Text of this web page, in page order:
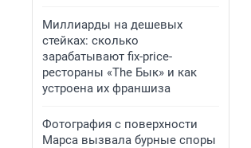
Миллиарды на дешевых
стейках: сколько
зарабатывают fix-price-
рестораны «The Бык» и как
устроена их франшиза
Фотография с поверхности
Марса вызвала бурные споры